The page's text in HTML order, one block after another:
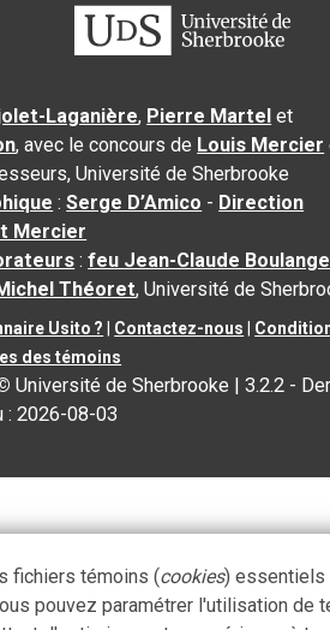
Laganière, Pierre Martel et
, avec le concours de Louis Mercier
Université de Sherbrooke
:Serge D’Amico - Direction
Mercier
:feu Jean-Claude
Théoret, Université de
Usito ? Contactez-nous
des témoins
Université de Sherbrooke |3.2.2 -
:2026-08-03
fichiers témoins (cookies) essentiels
pouvez paramétrer l'utilisation de